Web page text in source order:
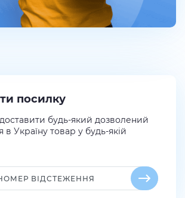
посилку
будь-який дозволений
в Україну товар у будь-якій